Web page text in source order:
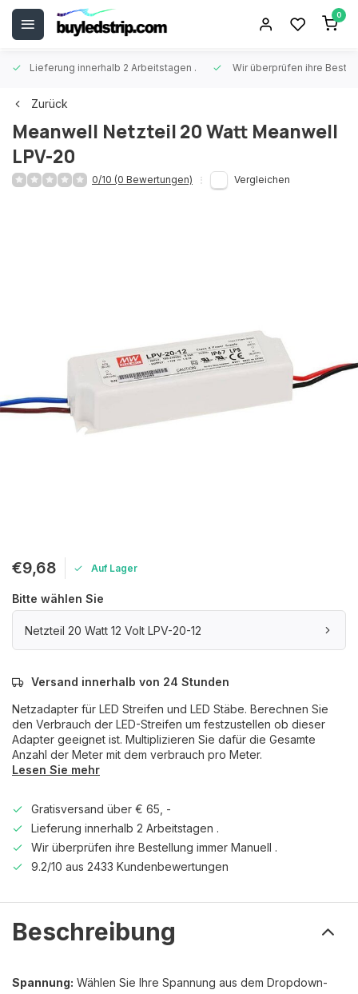
0
Lieferung innerhalb 2 Arbeitstagen . Wir überprüfen ihre
Zurück
Meanwell Netzteil 20 Watt Meanwell
LPV-20
0/10 (0 Bewertungen) Vergleichen
€9,68 Auf Lager
Bitte wählen Sie
Netzteil 20 Watt 12 Volt LPV-20-12
Versand innerhalb von 24 Stunden
Netzadapter für LED Streifen und LED Stäbe. Berechnen Sie
den Verbrauch der LED-Streifen um festzustellen ob dieser
Adapter geeignet ist. Multiplizieren Sie dafür die Gesamte
Anzahl der Meter mit dem verbrauch pro Meter.
Lesen Sie mehr
Gratisversand über € 65, -
Lieferung innerhalb 2 Arbeitstagen .
Wir überprüfen ihre Bestellung immer Manuell .
9.2/10 aus 2433 Kundenbewertungen
Beschreibung
Spannung: Wählen Sie Ihre Spannung aus dem Dropdown-